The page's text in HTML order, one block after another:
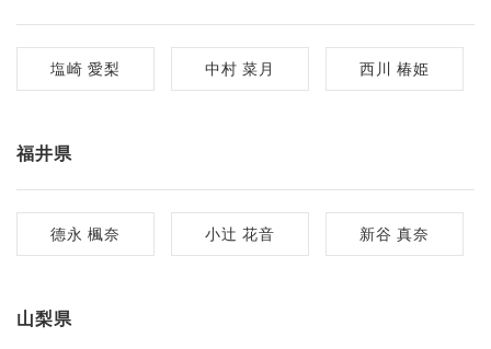
塩崎 愛梨 中村 菜月 西川 椿姫
福井県
德永 楓奈 小辻 花音 新谷 真奈
山梨県